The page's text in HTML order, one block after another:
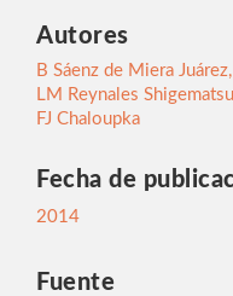
Autores
B Sáenz de Miera Juárez,
LM Reynales Shigematsu
FJ Chaloupka
Fecha de
2014
Fuente